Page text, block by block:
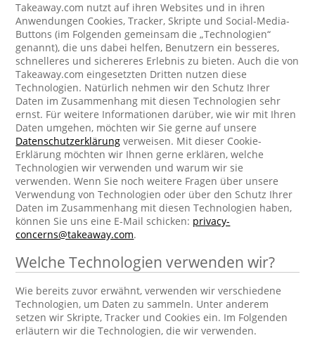
Takeaway.com nutzt auf ihren Websites und in ihren
Anwendungen Cookies, Tracker, Skripte und Social-Media-
Buttons (im Folgenden gemeinsam die „Technologien“
genannt), die uns dabei helfen, Benutzern ein besseres,
schnelleres und sichereres Erlebnis zu bieten. Auch die von
Takeaway.com eingesetzten Dritten nutzen diese
Technologien. Natürlich nehmen wir den Schutz Ihrer
Daten im Zusammenhang mit diesen Technologien sehr
ernst. Für weitere Informationen darüber, wie wir mit Ihren
Daten umgehen, möchten wir Sie gerne auf unsere
Datenschutzerklärung verweisen. Mit dieser Cookie-
Erklärung möchten wir Ihnen gerne erklären, welche
Technologien wir verwenden und warum wir sie
verwenden. Wenn Sie noch weitere Fragen über unsere
Verwendung von Technologien oder über den Schutz Ihrer
Daten im Zusammenhang mit diesen Technologien haben,
können Sie uns eine E-Mail schicken: privacy-
concerns@takeaway.com.
Welche Technologien verwenden wir?
Wie bereits zuvor erwähnt, verwenden wir verschiedene
Technologien, um Daten zu sammeln. Unter anderem
setzen wir Skripte, Tracker und Cookies ein. Im Folgenden
erläutern wir die Technologien, die wir verwenden.